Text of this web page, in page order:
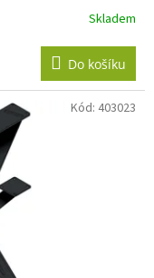
Skladem
Do košíku
Kód: 403023